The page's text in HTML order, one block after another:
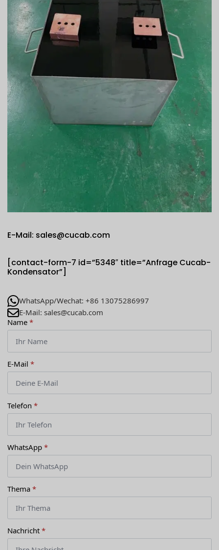
E-Mail: sales@cucab.com
[contact-form-7 id=”5348″ title=”Anfrage Cucab-
Kondensator”]
WhatsApp/Wechat: +86 13075286997
E-Mail: sales@cucab.com
Name *
E-Mail *
Telefon *
WhatsApp *
Thema *
Nachricht *